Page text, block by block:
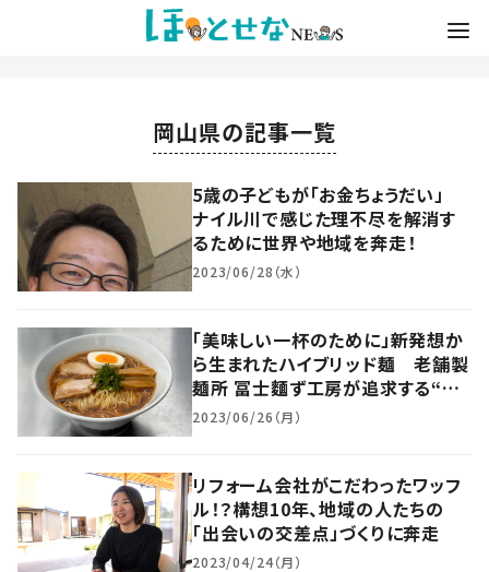
岡山県の記事一覧
5歳の子どもが「お金ちょうだい」
ナイル川で感じた理不尽を解消す
るために世界や地域を奔走！
2023/06/28（水）
「美味しい一杯のために」新発想か
ら生まれたハイブリッド麺 老舗製
麺所 冨士麵ず工房が追求する“麺
の道”
2023/06/26（月）
リフォーム会社がこだわったワッフ
ル！？構想10年、地域の人たちの
「出会いの交差点」づくりに奔走
2023/04/24（月）